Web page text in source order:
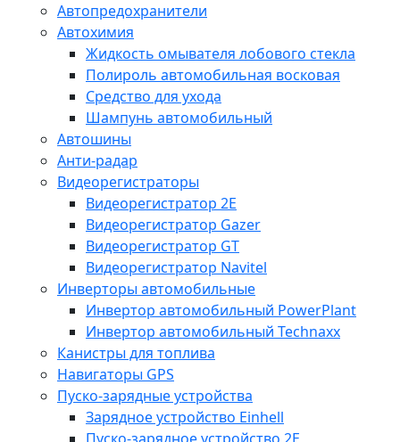
Автопредохранители
Автохимия
Жидкость омывателя лобового стекла
Полироль автомобильная восковая
Средство для ухода
Шампунь автомобильный
Автошины
Анти-радар
Видеорегистраторы
Видеорегистратор 2E
Видеорегистратор Gazer
Видеорегистратор GT
Видеорегистратор Navitel
Инверторы автомобильные
Инвертор автомобильный PowerPlant
Инвертор автомобильный Technaxx
Канистры для топлива
Навигаторы GPS
Пуско-зарядные устройства
Зарядное устройство Einhell